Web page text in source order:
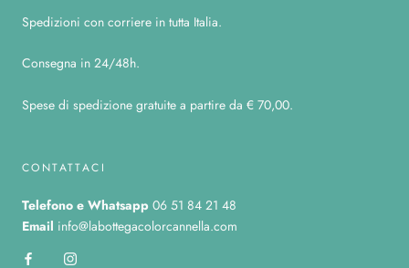
Spedizioni con corriere in tutta Italia.
Consegna in 24/48h.
Spese di spedizione gratuite a partire da € 70,00.
CONTATTACI
Telefono e Whatsapp 06 51 84 21 48
Email info@labottegacolorcannella.com